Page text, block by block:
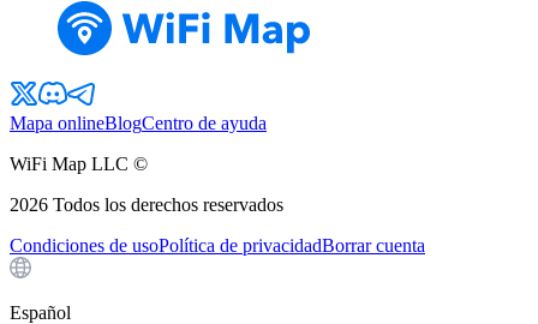
Mapa onlineBlogCentro de ayuda
WiFi Map LLC ©
2026 Todos los derechos reservados
Condiciones de usoPolítica de privacidadBorrar cuenta
Español